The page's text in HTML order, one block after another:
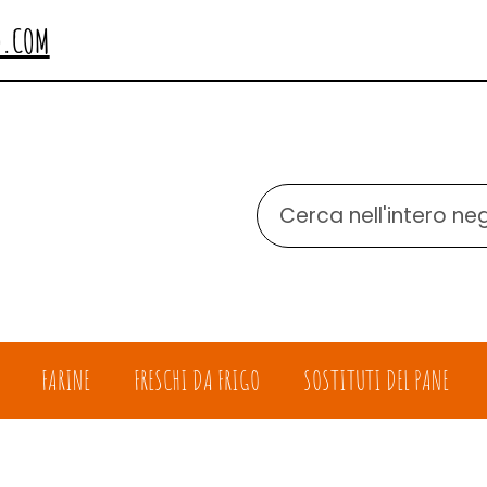
Cerca
Prodotto
FARINE FRESCHI DA FRIGO SOSTITUTI DEL PANE